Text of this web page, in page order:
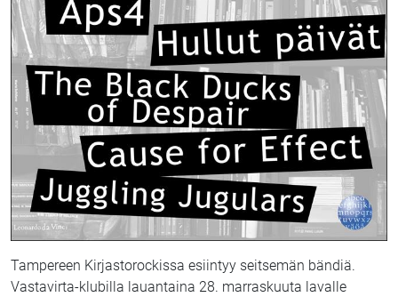
Tampereen Kirjastorockissa esiintyy seitsemän bändiä.
Vastavirta-klubilla lauantaina 28. marraskuuta lavalle